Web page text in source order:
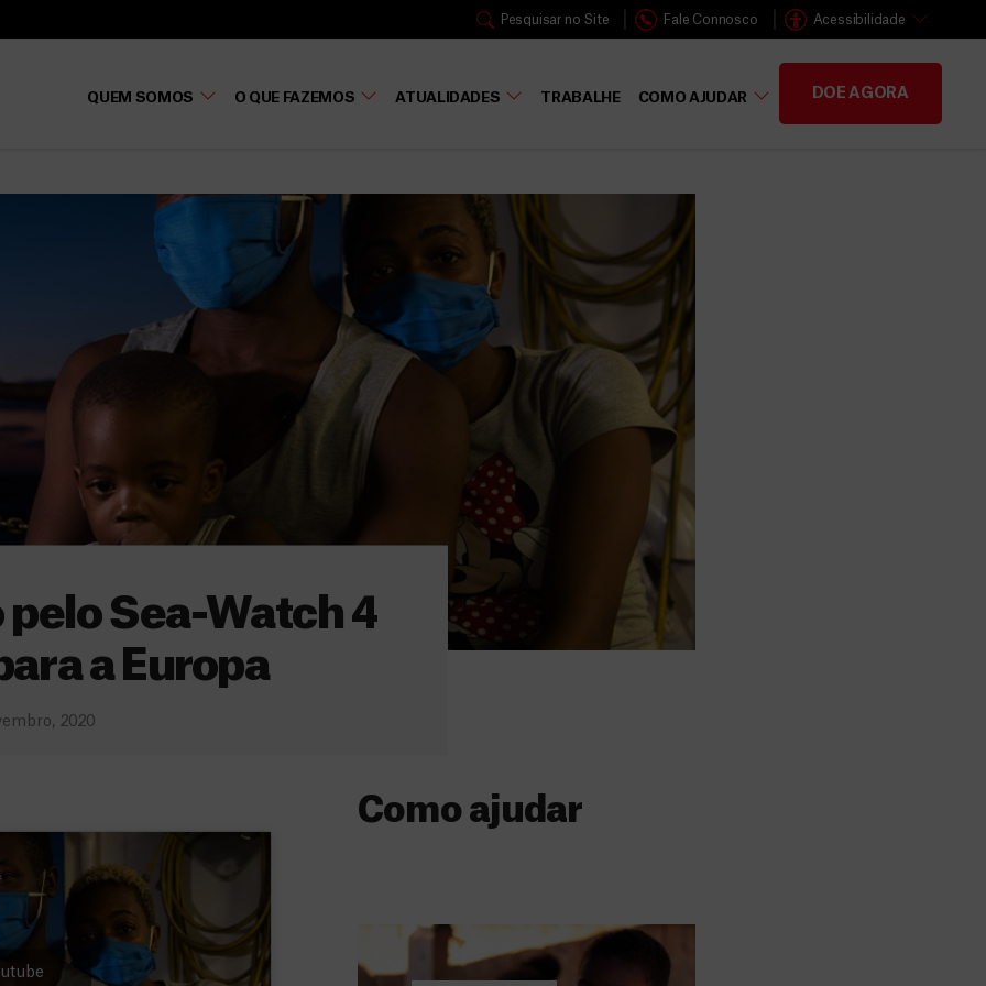
Pesquisar no Site Fale Connosco Acessibilidade
QUEM SOMOS O QUE FAZEMOS ATUALIDADES TRABALHE COMO AJUDAR DOE AGORA
Sea-Watch 4
a Europa
2020
Como ajudar
ajuda-nos a levar cuidados médicos
a quem mais precisa.